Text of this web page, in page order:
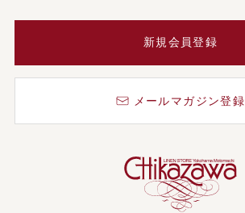
新規会員登録
メールマガジン登録